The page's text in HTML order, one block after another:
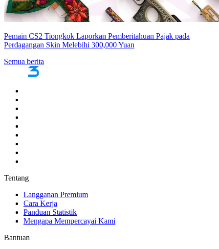
Pemain CS2 Tiongkok Laporkan Pemberitahuan Pajak pada
Perdagangan Skin Melebihi 300,000 Yuan
Semua berita
Tentang
Langganan Premium
Cara Kerja
Panduan Statistik
Mengapa Mempercayai Kami
Bantuan